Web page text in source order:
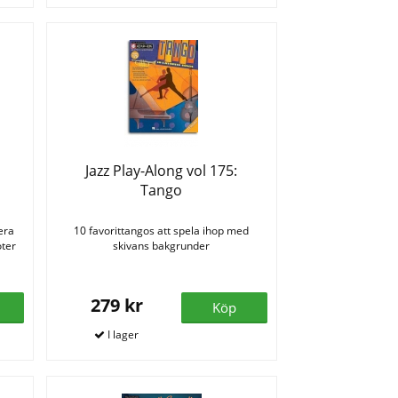
Jazz Play-Along vol 175:
Tango
10 favorittangos att spela ihop med
skivans bakgrunder
279 kr Köp